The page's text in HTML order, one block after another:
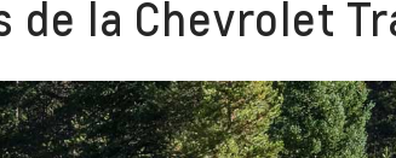
la Chevrolet